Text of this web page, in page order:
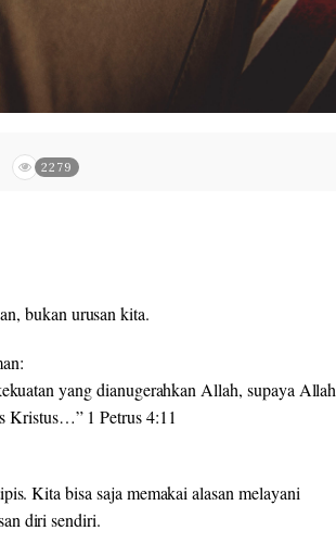
2279
bukan urusan kita.
yang dianugerahkan Allah, supaya Allah
Kristus…” 1 Petrus 4:11
Kita bisa saja memakai alasan melayani
diri sendiri.